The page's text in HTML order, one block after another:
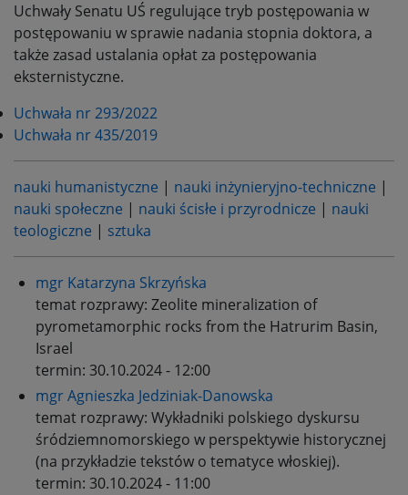
Uchwały Senatu UŚ regulujące tryb postępowania w
postępowaniu w sprawie nadania stopnia doktora, a
także zasad ustalania opłat za postępowania
eksternistyczne.
Uchwała nr 293/2022
Uchwała nr 435/2019
nauki humanistyczne | nauki inżynieryjno-techniczne |
nauki społeczne | nauki ścisłe i przyrodnicze | nauki
teologiczne | sztuka
mgr Katarzyna Skrzyńska
temat rozprawy: Zeolite mineralization of
pyrometamorphic rocks from the Hatrurim Basin,
Israel
termin: 30.10.2024 - 12:00
mgr Agnieszka Jedziniak-Danowska
temat rozprawy: Wykładniki polskiego dyskursu
śródziemnomorskiego w perspektywie historycznej
(na przykładzie tekstów o tematyce włoskiej).
termin: 30.10.2024 - 11:00